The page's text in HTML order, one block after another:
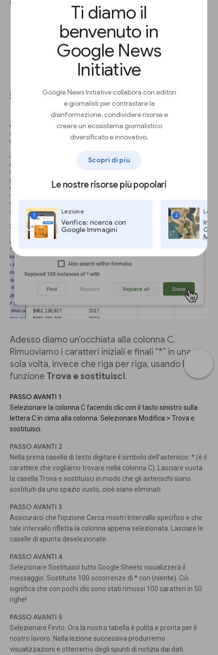
Ti diamo il
benvenuto in
Google News
Initiative
Google News Initiative collabora con editori
e giornalisti per contrastare la
disinformazione, condividere risorse e
creare un ecosistema giornalistico
diversificato e innovativo.
Scopri di più
Le nostre risorse più popolari
1
Lezione
Verifica: ricerca con
Google Immagini
2
i caratteri “F8” presenti all’inizio.
Modifica in batch con “Trova e
sostituisci”.
Adesso diamo un’occhiata alla colonna C.
Rimuoviamo i caratteri iniziali e finali “*” in una
sola volta, invece che riga per riga, usando la
funzione Trova e sostituisci.
PASSO AVANTI 1
Selezionare la colonna C facendo clic con il tasto sinistro sulla
lettera C in cima alla colonna. Selezionare Modifica > Trova e
sostituisci.
PASSO AVANTI 2
Nella prima casella di testo digitare il simbolo dell’asterisco: * (è il
carattere che vogliamo trovare nella colonna C). Lasciare vuota
la casella Trova e sostituisci in modo che gli asterischi siano
sostituiti da uno spazio vuoto, cioè siano eliminati.
PASSO AVANTI 3
Assicurarsi che l’opzione Cerca mostri Intervallo specifico e che
tale intervallo rifletta la colonna appena selezionata. Lasciare le
caselle di spunta deselezionate.
PASSO AVANTI 4
Selezionare Sostituisci tutto.Google Sheets visualizzerà il
messaggio: Sostituite 100 occorrenze di * con (niente). Ciò
significa che con pochi clic sono stati rimossi 100 caratteri in 50
righe!
PASSO AVANTI 5
Selezionare Finito. Ora la nostra tabella è pulita e pronta per il
nostro lavoro. Nella lezione successiva produrremo
visualizzazioni e otterremo degli spunti di notizia dai dati.